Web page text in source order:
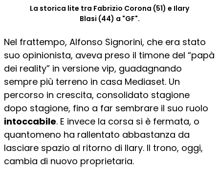
La storica lite tra Fabrizio Corona (51) e Ilary
Blasi (44) a "GF".
Nel frattempo, Alfonso Signorini, che era stato
suo opinionista, aveva preso il timone del “papà
dei reality” in versione vip, guadagnando
sempre più terreno in casa Mediaset. Un
percorso in crescita, consolidato stagione
dopo stagione, fino a far sembrare il suo ruolo
intoccabile. E invece la corsa si è fermata, o
quantomeno ha rallentato abbastanza da
lasciare spazio al ritorno di Ilary. Il trono, oggi,
cambia di nuovo proprietaria.